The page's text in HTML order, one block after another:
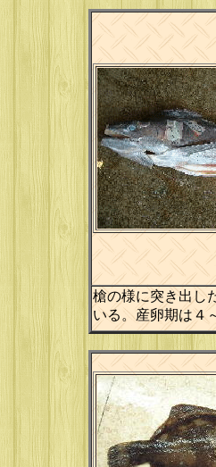
槍の様に突き出し
いる。産卵期は４